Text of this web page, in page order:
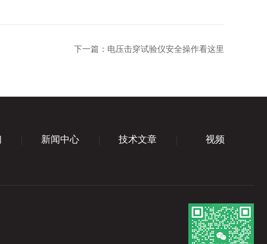
下一篇： 电压击穿试验仪安全操作看这里
新闻中心 技术文章 视频